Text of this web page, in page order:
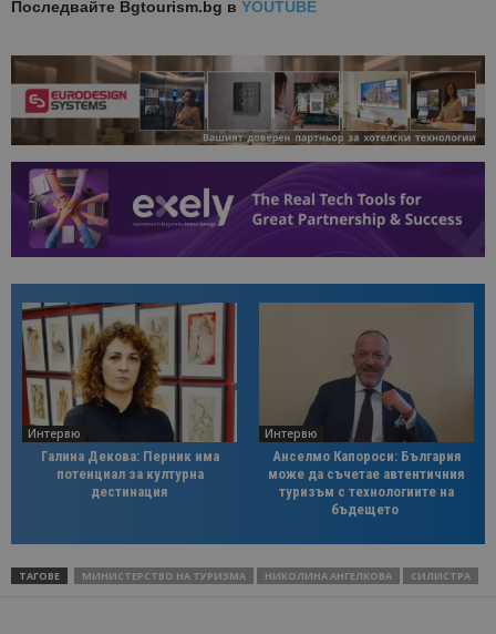
Последвайте Bgtourism.bg в YOUTUBE
Интервю
Галина Декова: Перник има
потенциал за културна
дестинация
Интервю
Анселмо Капороси: България
може да съчетае автентичния
туризъм с технологиите на
бъдещето
ТАГОВЕ МИНИСТЕРСТВО НА ТУРИЗМА НИКОЛИНА АНГЕЛКОВА СИЛИСТРА